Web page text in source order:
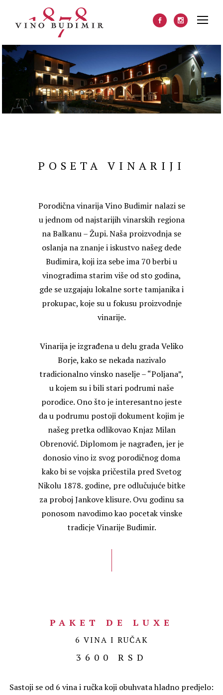
POSETA VINARIJI
Porodična vinarija Vino Budimir nalazi se
u jednom od najstarijih vinarskih regiona
na Balkanu – Župi. Naša proizvodnja se
oslanja na znanje i iskustvo našeg dede
Budimira, koji iza sebe ima 70 berbi u
vinogradima starim više od sto godina,
gde se uzgajaju lokalne sorte tamjanika i
prokupac, koje su u fokusu proizvodnje
vinarije.
Vinarija je izgrađena u delu grada Veliko
Borje, kako se nekada nazivalo
tradicionalno vinsko naselje – “Poljana”,
u kojem su i bili stari podrumi naše
porodice. Ono što je interesantno jeste
da u podrumu postoji dokument kojim je
našeg pretka odlikovao Knjaz Milan
Obrenović. Diplomom je nagrađen, jer je
donosio vino iz svog porodičnog doma
kako bi se vojska pričestila pred Svetog
Nikolu 1878. godine, pre odlučujuće bitke
za proboj Jankove klisure. Ovu godinu sa
ponosom navodimo kao pocetak vinske
tradicje Vinarije Budimir.
PAKET DE LUXE
6 VINA I RUČAK
3600 RSD
Sastoji se od 6 vina i ručka koji obuhvata hladno predjelo: